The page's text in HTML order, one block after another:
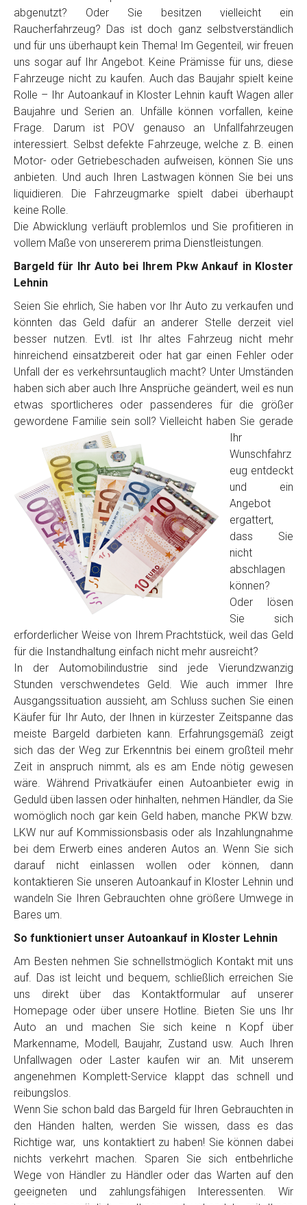
Telefon *
Email
PLZ und Ort
Foto Nr. 1
Foto Nr. 2
Foto Nr. 3
Fertig
Wie viel ist 10+2 ?*
abgenutzt? Oder Sie besitzen vielleicht ein
Raucherfahrzeug? Das ist doch ganz selbstverständlich
und für uns überhaupt kein Thema! Im Gegenteil, wir freuen
uns sogar auf Ihr Angebot. Keine Prämisse für uns, diese
Fahrzeuge nicht zu kaufen. Auch das Baujahr spielt keine
Rolle – Ihr Autoankauf in Kloster Lehnin kauft Wagen aller
Baujahre und Serien an. Unfälle können vorfallen, keine
Frage. Darum ist POV genauso an Unfallfahrzeugen
interessiert. Selbst defekte Fahrzeuge, welche z. B. einen
Motor- oder Getriebeschaden aufweisen, können Sie uns
anbieten. Und auch Ihren Lastwagen können Sie bei uns
liquidieren. Die Fahrzeugmarke spielt dabei überhaupt
keine Rolle.
Die Abwicklung verläuft problemlos und Sie profitieren in
vollem Maße von unsererem prima Dienstleistungen.
Bargeld für Ihr Auto bei Ihrem Pkw Ankauf in Kloster
Lehnin
Seien Sie ehrlich, Sie haben vor Ihr Auto zu verkaufen und
könnten das Geld dafür an anderer Stelle derzeit viel
besser nutzen. Evtl. ist Ihr altes Fahrzeug nicht mehr
hinreichend einsatzbereit oder hat gar einen Fehler oder
Unfall der es verkehrsuntauglich macht? Unter Umständen
haben sich aber auch Ihre Ansprüche geändert, weil es nun
etwas sportlicheres oder passenderes für die größer
gewordene Familie sein soll? Vielleicht haben Sie gerade
Ihr
Wunschfahrz
eug entdeckt
und ein
Angebot
ergattert,
dass Sie
nicht
abschlagen
können?
Oder lösen
Sie sich
erforderlicher Weise von Ihrem Prachtstück, weil das Geld
für die Instandhaltung einfach nicht mehr ausreicht?
In der Automobilindustrie sind jede Vierundzwanzig
Stunden verschwendetes Geld. Wie auch immer Ihre
Ausgangssituation aussieht, am Schluss suchen Sie einen
Käufer für Ihr Auto, der Ihnen in kürzester Zeitspanne das
meiste Bargeld darbieten kann. Erfahrungsgemäß zeigt
sich das der Weg zur Erkenntnis bei einem großteil mehr
Zeit in anspruch nimmt, als es am Ende nötig gewesen
wäre. Während Privatkäufer einen Autoanbieter ewig in
Geduld üben lassen oder hinhalten, nehmen Händler, da Sie
womöglich noch gar kein Geld haben, manche PKW bzw.
LKW nur auf Kommissionsbasis oder als Inzahlungnahme
bei dem Erwerb eines anderen Autos an. Wenn Sie sich
darauf nicht einlassen wollen oder können, dann
kontaktieren Sie unseren Autoankauf in Kloster Lehnin und
wandeln Sie Ihren Gebrauchten ohne größere Umwege in
Bares um.
So funktioniert unser Autoankauf in Kloster Lehnin
Am Besten nehmen Sie schnellstmöglich Kontakt mit uns
auf. Das ist leicht und bequem, schließlich erreichen Sie
uns direkt über das Kontaktformular auf unserer
Homepage oder über unsere Hotline. Bieten Sie uns Ihr
Auto an und machen Sie sich keine n Kopf über
Markenname, Modell, Baujahr, Zustand usw. Auch Ihren
Unfallwagen oder Laster kaufen wir an. Mit unserem
angenehmen Komplett-Service klappt das schnell und
reibungslos.
Wenn Sie schon bald das Bargeld für Ihren Gebrauchten in
den Händen halten, werden Sie wissen, dass es das
Richtige war, uns kontaktiert zu haben! Sie können dabei
nichts verkehrt machen. Sparen Sie sich entbehrliche
Wege von Händler zu Händler oder das Warten auf den
geeigneten und zahlungsfähigen Interessenten. Wir